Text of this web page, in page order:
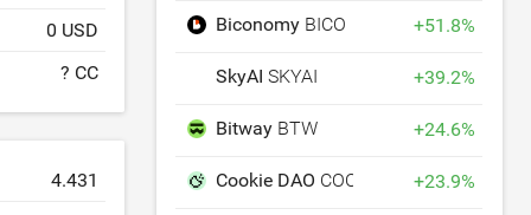
0 USD
? CC
4.431
Biconomy BICO +51.8%
SkyAISKYAI +39.2%
Bitway BTW +24.6%
Cookie DAO COOKIE +23.9%